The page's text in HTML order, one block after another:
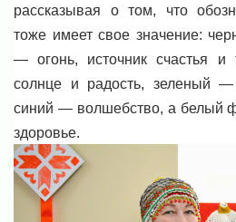
рассказывая о том, что
тоже имеет свое значение:
— огонь, источник счастья
солнце и радость, зеленый
синий — волшебство, а белый
здоровье.